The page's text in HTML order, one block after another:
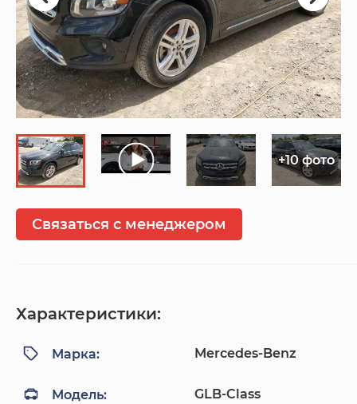
+10 фото
Связаться с менеджером
Характеристики:
Марка: Mercedes-Benz
Модель: GLB-Class